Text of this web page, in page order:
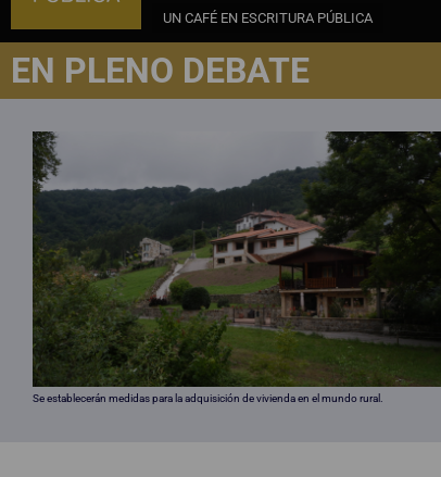
UN CAFÉ EN ESCRITURA PÚBLICA
EN PLENO DEBATE
Se establecerán medidas para la adquisición de vivienda en el mundo rural.